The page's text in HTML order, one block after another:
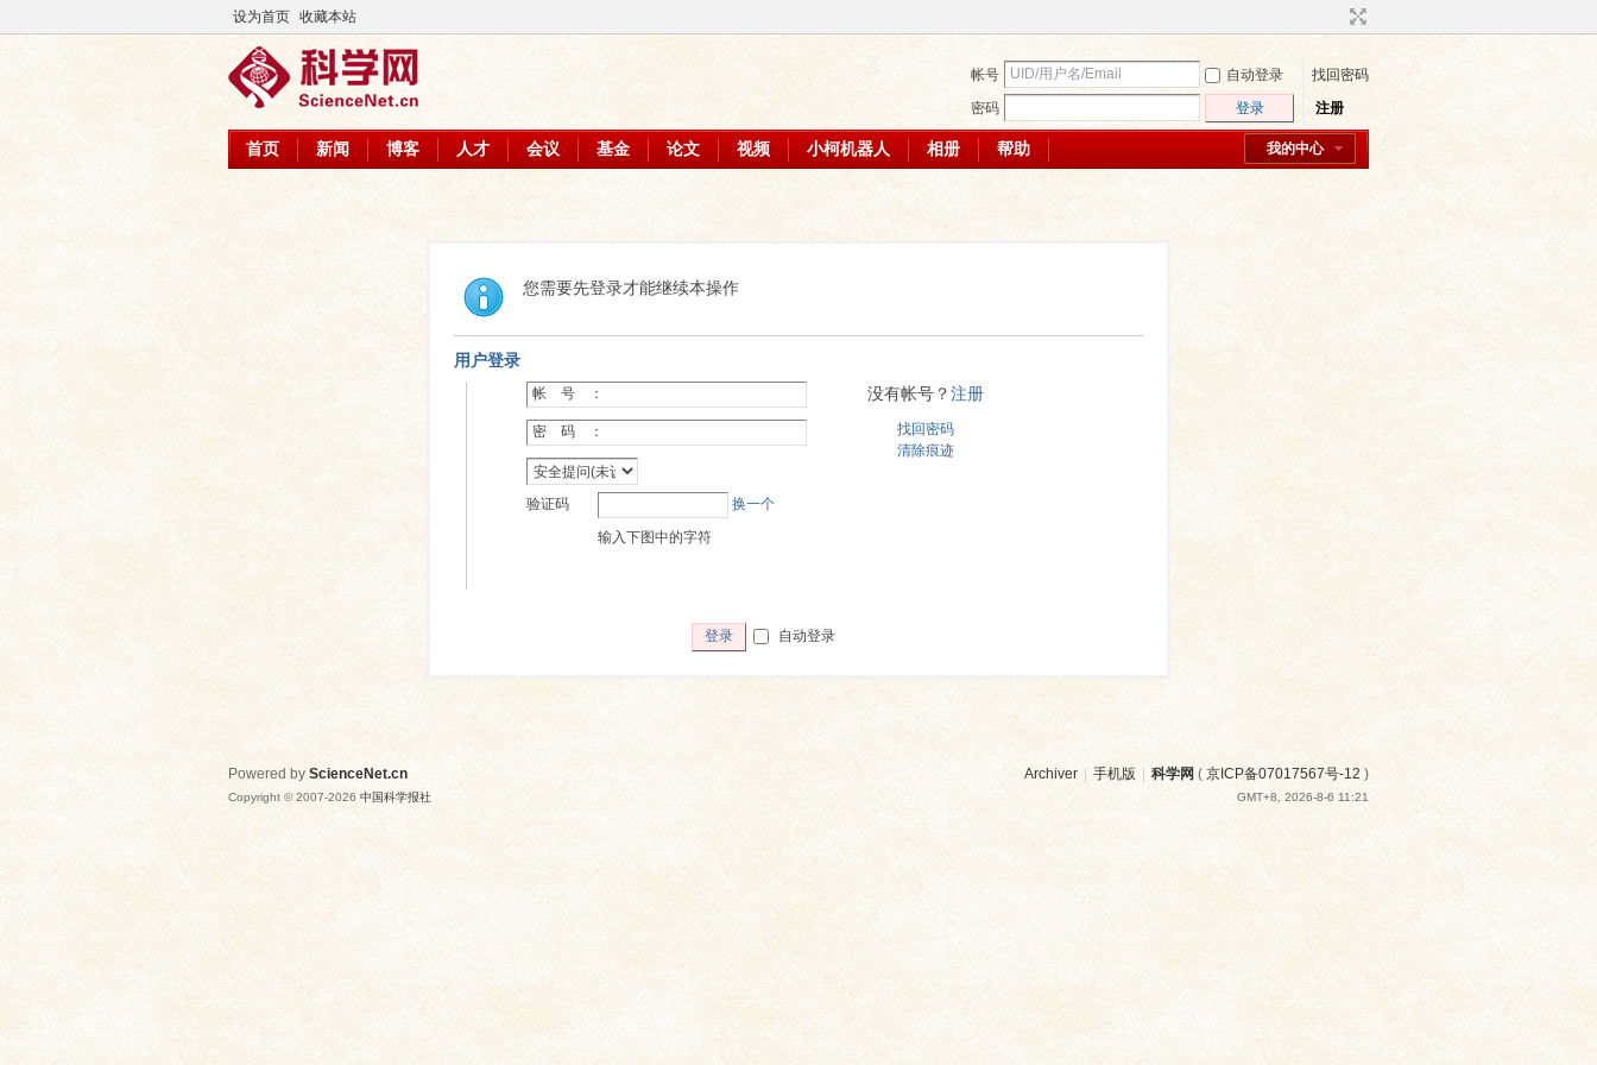
设为首页 收藏本站
帐号 自动登录
找回密码
密码
登录 注册
我的中心
首页 新闻 博客 人才 会议 基金 论文 视频 小柯机器人 相册 帮助
您需要先登录才能继续本操作
用户登录
帐 号 ：
密 码 ：
验证码
换一个
输入下图中的字符
没有帐号？注册
找回密码
清除痕迹
登录 自动登录
Archiver | 手机版 | 科学网 ( 京ICP备07017567号-12)
GMT+8, 2026-8-6 11:21
Powered by ScienceNet.cn
Copyright © 2007-2026 中国科学报社